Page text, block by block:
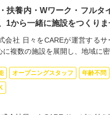
扶養内・Wワーク・フル
1から一緒に施設をつくりま
会社 日々をCAREが運営する
複数の施設を展開し、地域に密
オープニングスタッフ 年齢不問